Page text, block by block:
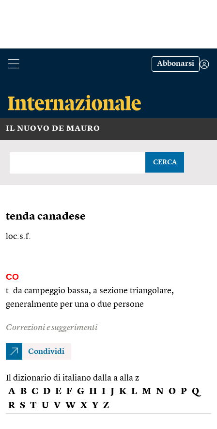
Abbonarsi
IL NUOVO DE MAURO
CERCA
tenda canadese
loc.s.f.
CO
t. da campeggio bassa, a sezione triangolare,
generalmente per una o due persone
Correzioni e suggerimenti
Condividi
Il dizionario di italiano dalla a alla z
A B C D E F G H I J K L M N O P Q
R S T U V W X Y Z